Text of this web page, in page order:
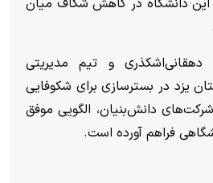
این دانشگاه در کاهش شکاف میان
و تیم مدیریتی
یزد در بسترسازی برای شکوفایی
دانش‌بنیان، الگویی موفق
فراهم آورده است.